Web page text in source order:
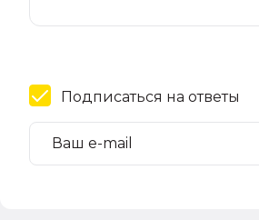
Подписаться на ответы